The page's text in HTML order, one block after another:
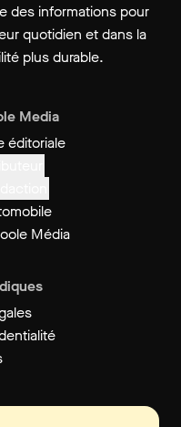
des informations pour
quotidien et dans la
plus durable.
Media
éditoriale
Média